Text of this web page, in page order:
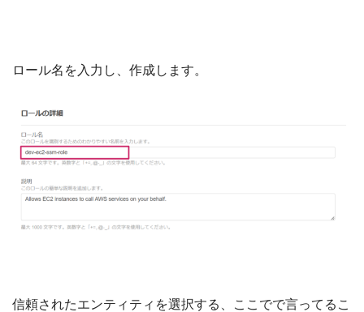
ロール名を入力し、作成します。
信頼されたエンティティを選択する、ここでで言ってるこ